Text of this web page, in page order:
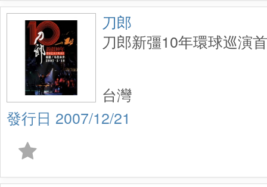
刀郎
刀郎新彊10年環球巡演
2007/12/21
台灣